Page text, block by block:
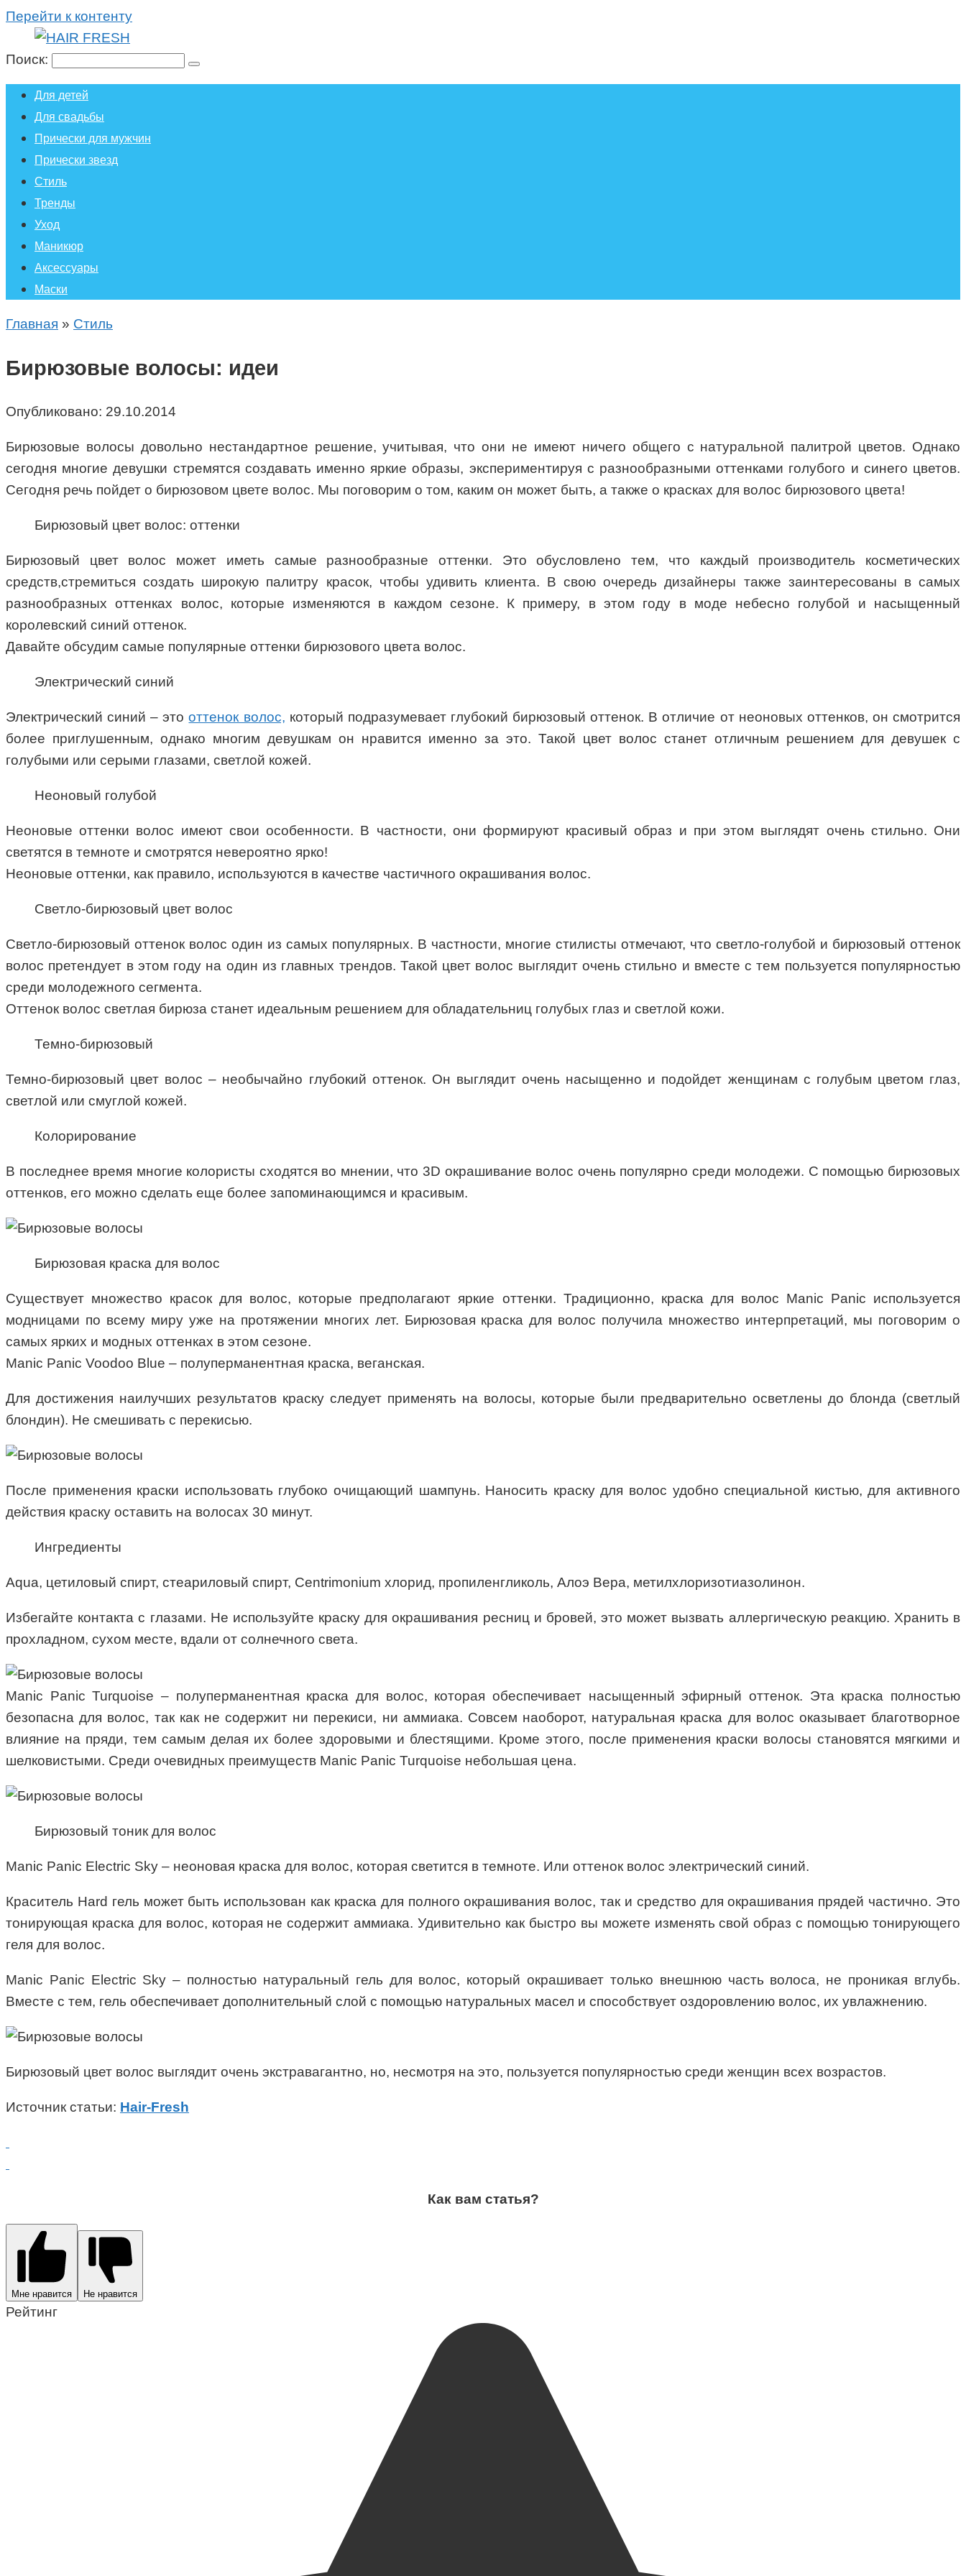
Перейти к контенту
Поиск:
Для детей
Для свадьбы
Прически для мужчин
Прически звезд
Стиль
Тренды
Уход
Маникюр
Аксессуары
Маски
Главная » Стиль
Бирюзовые волосы: идеи
Опубликовано: 29.10.2014
Бирюзовые волосы довольно нестандартное решение, учитывая, что они не имеют ничего общего с натуральной палитрой цветов. Однако
сегодня многие девушки стремятся создавать именно яркие образы, экспериментируя с разнообразными оттенками голубого и синего цветов.
Сегодня речь пойдет о бирюзовом цвете волос. Мы поговорим о том, каким он может быть, а также о красках для волос бирюзового цвета!
Бирюзовый цвет волос: оттенки
Бирюзовый цвет волос может иметь самые разнообразные оттенки. Это обусловлено тем, что каждый производитель косметических
средств,стремиться создать широкую палитру красок, чтобы удивить клиента. В свою очередь дизайнеры также заинтересованы в самых
разнообразных оттенках волос, которые изменяются в каждом сезоне. К примеру, в этом году в моде небесно голубой и насыщенный
королевский синий оттенок.
Давайте обсудим самые популярные оттенки бирюзового цвета волос.
Электрический синий
Электрический синий – этооттенок волос, который подразумевает глубокий бирюзовый оттенок. В отличие от неоновых оттенков, он смотрится
более приглушенным, однако многим девушкам он нравится именно за это. Такой цвет волос станет отличным решением для девушек с
голубыми или серыми глазами, светлой кожей.
Неоновый голубой
Неоновые оттенки волос имеют свои особенности. В частности, они формируют красивый образ и при этом выглядят очень стильно. Они
светятся в темноте и смотрятся невероятно ярко!
Неоновые оттенки, как правило, используются в качестве частичного окрашивания волос.
Светло-бирюзовый цвет волос
Светло-бирюзовый оттенок волос один из самых популярных. В частности, многие стилисты отмечают, что светло-голубой и бирюзовый оттенок
волос претендует в этом году на один из главных трендов. Такой цвет волос выглядит очень стильно и вместе с тем пользуется популярностью
среди молодежного сегмента.
Оттенок волос светлая бирюза станет идеальным решением для обладательниц голубых глаз и светлой кожи.
Темно-бирюзовый
Темно-бирюзовый цвет волос – необычайно глубокий оттенок. Он выглядит очень насыщенно и подойдет женщинам с голубым цветом глаз,
светлой или смуглой кожей.
Колорирование
В последнее время многие колористы сходятся во мнении, что 3D окрашивание волос очень популярно среди молодежи. С помощью бирюзовых
оттенков, его можно сделать еще более запоминающимся и красивым.
Бирюзовая краска для волос
Существует множество красок для волос, которые предполагают яркие оттенки. Традиционно, краска для волос Manic Panic используется
модницами по всему миру уже на протяжении многих лет. Бирюзовая краска для волос получила множество интерпретаций, мы поговорим о
самых ярких и модных оттенках в этом сезоне.
Manic Panic Voodoo Blue – полуперманентная краска, веганская.
Для достижения наилучших результатов краску следует применять на волосы, которые были предварительно осветлены до блонда (светлый
блондин). Не смешивать с перекисью.
После применения краски использовать глубоко очищающий шампунь. Наносить краску для волос удобно специальной кистью, для активного
действия краску оставить на волосах 30 минут.
Ингредиенты
Aqua, цетиловый спирт, стеариловый спирт, Centrimonium хлорид, пропиленгликоль, Алоэ Вера, метилхлоризотиазолинон.
Избегайте контакта с глазами. Не используйте краску для окрашивания ресниц и бровей, это может вызвать аллергическую реакцию. Хранить в
прохладном, сухом месте, вдали от солнечного света.
Manic Panic Turquoise – полуперманентная краска для волос, которая обеспечивает насыщенный эфирный оттенок. Эта краска полностью
безопасна для волос, так как не содержит ни перекиси, ни аммиака. Совсем наоборот, натуральная краска для волос оказывает благотворное
влияние на пряди, тем самым делая их более здоровыми и блестящими. Кроме этого, после применения краски волосы становятся мягкими и
шелковистыми. Среди очевидных преимуществ Manic Panic Turquoise небольшая цена.
Бирюзовый тоник для волос
Manic Panic Electric Sky – неоновая краска для волос, которая светится в темноте. Или оттенок волос электрический синий.
Краситель Hard гель может быть использован как краска для полного окрашивания волос, так и средство для окрашивания прядей частично. Это
тонирующая краска для волос, которая не содержит аммиака. Удивительно как быстро вы можете изменять свой образ с помощью тонирующего
геля для волос.
Manic Panic Electric Sky – полностью натуральный гель для волос, который окрашивает только внешнюю часть волоса, не проникая вглубь.
Вместе с тем, гель обеспечивает дополнительный слой с помощью натуральных масел и способствует оздоровлению волос, их увлажнению.
Бирюзовый цвет волос выглядит очень экстравагантно, но, несмотря на это, пользуется популярностью среди женщин всех возрастов.
Источник статьи: Hair-Fresh
Как вам статья?
Мне нравится Не нравится
Рейтинг